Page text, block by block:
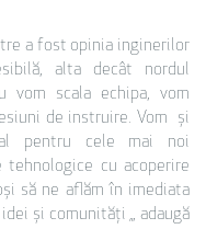
a fost opinia inginerilor
alta decât nordul
vom scala echipa, vom
de instruire. Vom și
pentru cele mai noi
cu acoperire
să ne aflăm în imediata
și comunități „, adaugă